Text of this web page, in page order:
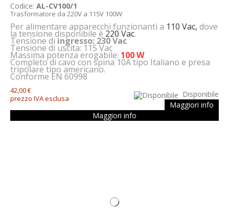
Codice: AL-CV100/1
Trasformatore da 220V a 115V 100W
Per alimentare apparecchi funzionanti a 110 Vac, dove
la tensione disponibile è 220 Vac.
Tensione di ingresso: 230 Vac
Tensione di uscita: 115 Vac
Massima potenza erogabile: 100 W
Completo di cavo con spina 10A tipo Italiano e presa
tripolare tipo americano.
Conforme EN 60998
42,00 €
prezzo IVA esclusa
Disponibile
Maggiori info
Maggiori info